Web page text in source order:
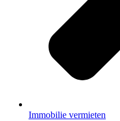
Immobilie vermieten